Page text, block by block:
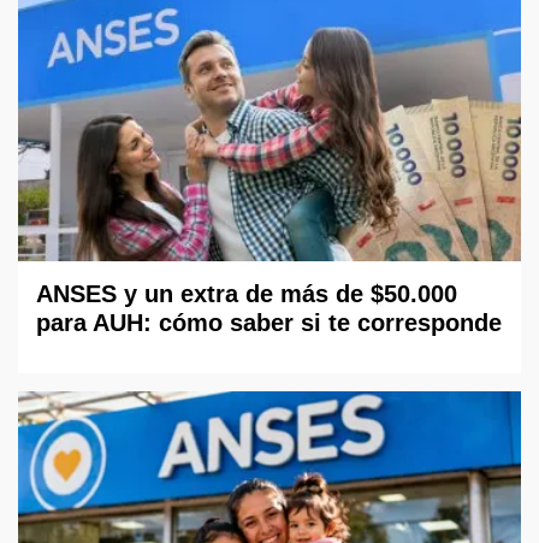
ANSES y un extra de más de $50.000
para AUH: cómo saber si te corresponde